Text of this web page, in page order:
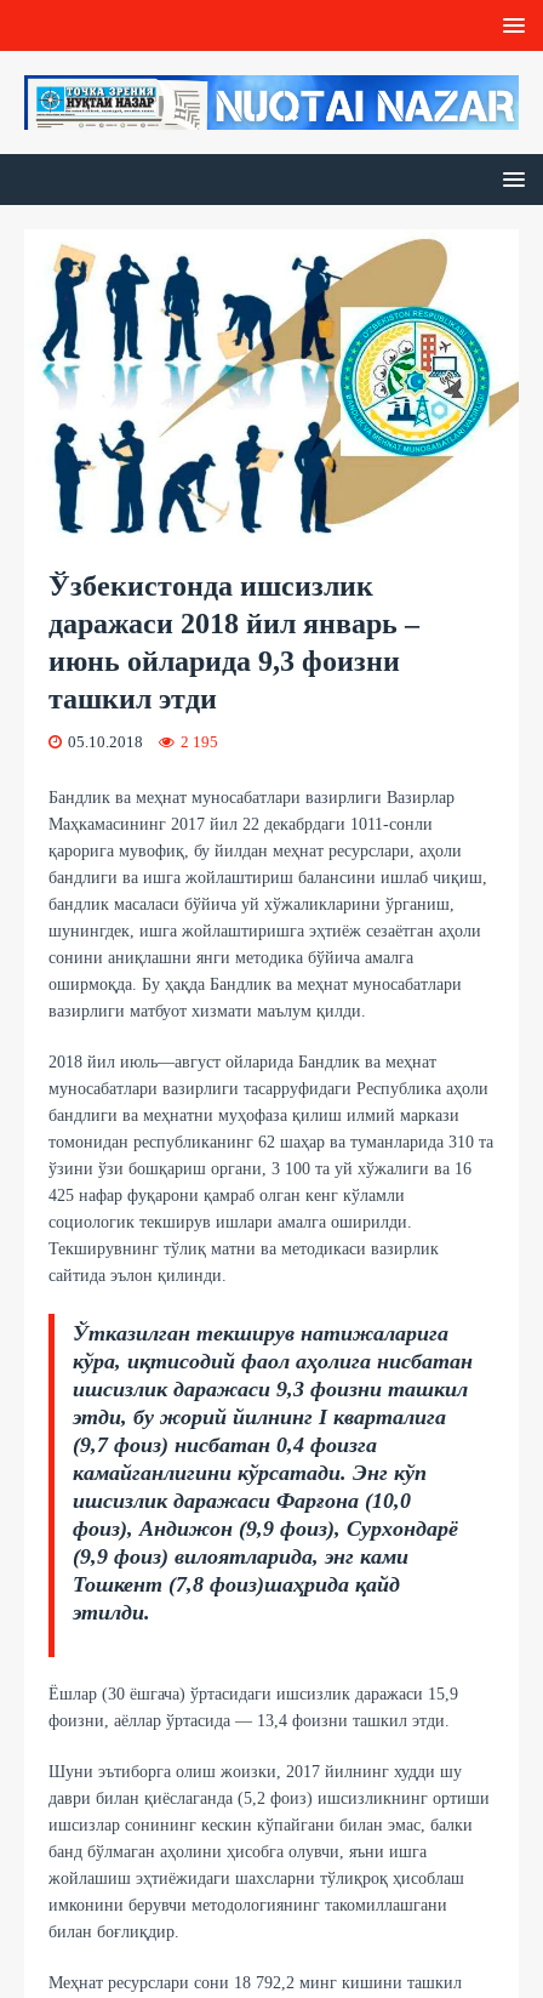
Ўзбекистонда ишсизлик
даражаси 2018 йил январь –
июнь ойларида 9,3 фоизни
ташкил этди
05.10.2018 2 195
Бандлик ва меҳнат муносабатлари вазирлиги Вазирлар
Маҳкамасининг 2017 йил 22 декабрдаги 1011-сонли
қарорига мувофиқ, бу йилдан меҳнат ресурслари, аҳоли
бандлиги ва ишга жойлаштириш балансини ишлаб чиқиш,
бандлик масаласи бўйича уй хўжаликларини ўрганиш,
шунингдек, ишга жойлаштиришга эҳтиёж сезаётган аҳоли
сонини аниқлашни янги методика бўйича амалга
оширмоқда. Бу ҳақда Бандлик ва меҳнат муносабатлари
вазирлиги матбуот хизмати маълум қилди.
2018 йил июль—август ойларида Бандлик ва меҳнат
муносабатлари вазирлиги тасарруфидаги Республика аҳоли
бандлиги ва меҳнатни муҳофаза қилиш илмий маркази
томонидан республиканинг 62 шаҳар ва туманларида 310 та
ўзини ўзи бошқариш органи, 3 100 та уй хўжалиги ва 16
425 нафар фуқарони қамраб олган кенг кўламли
социологик текширув ишлари амалга оширилди.
Текширувнинг тўлиқ матни ва методикаси вазирлик
сайтида эълон қилинди.
Ўтказилган текширув натижаларига
кўра, иқтисодий фаол аҳолига нисбатан
ишсизлик даражаси 9,3 фоизни ташкил
этди, бу жорий йилнинг I кварталига
(9,7 фоиз) нисбатан 0,4 фоизга
камайганлигини кўрсатади. Энг кўп
ишсизлик даражаси Фарғона (10,0
фоиз), Андижон (9,9 фоиз), Сурхондарё
(9,9 фоиз) вилоятларида, энг ками
Тошкент (7,8 фоиз)шаҳрида қайд
этилди.
Ёшлар (30 ёшгача) ўртасидаги ишсизлик даражаси 15,9
фоизни, аёллар ўртасида — 13,4 фоизни ташкил этди.
Шуни эътиборга олиш жоизки, 2017 йилнинг худди шу
даври билан қиёслаганда (5,2 фоиз) ишсизликнинг ортиши
ишсизлар сонининг кескин кўпайгани билан эмас, балки
банд бўлмаган аҳолини ҳисобга олувчи, яъни ишга
жойлашиш эҳтиёжидаги шахсларни тўлиқроқ ҳисоблаш
имконини берувчи методологиянинг такомиллашгани
билан боғлиқдир.
Меҳнат ресурслари сони 18 792,2 минг кишини ташкил